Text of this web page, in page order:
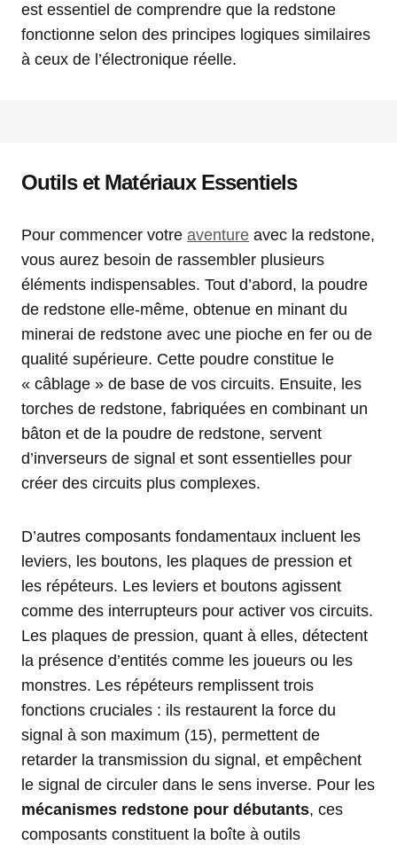
est essentiel de comprendre que la redstone
fonctionne selon des principes logiques similaires
à ceux de l’électronique réelle.
Outils et Matériaux Essentiels
Pour commencer votre aventure avec la redstone,
vous aurez besoin de rassembler plusieurs
éléments indispensables. Tout d’abord, la poudre
de redstone elle-même, obtenue en minant du
minerai de redstone avec une pioche en fer ou de
qualité supérieure. Cette poudre constitue le
« câblage » de base de vos circuits. Ensuite, les
torches de redstone, fabriquées en combinant un
bâton et de la poudre de redstone, servent
d’inverseurs de signal et sont essentielles pour
créer des circuits plus complexes.
D’autres composants fondamentaux incluent les
leviers, les boutons, les plaques de pression et
les répéteurs. Les leviers et boutons agissent
comme des interrupteurs pour activer vos circuits.
Les plaques de pression, quant à elles, détectent
la présence d’entités comme les joueurs ou les
monstres. Les répéteurs remplissent trois
fonctions cruciales : ils restaurent la force du
signal à son maximum (15), permettent de
retarder la transmission du signal, et empêchent
le signal de circuler dans le sens inverse. Pour les
mécanismes redstone pour débutants, ces
composants constituent la boîte à outils